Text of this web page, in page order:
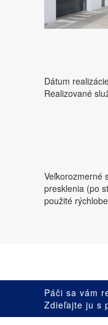
Dátum
Realizované
Veľkorozmerné
presklenia (po
použité
Páči sa vám
Zdieľajte ju s